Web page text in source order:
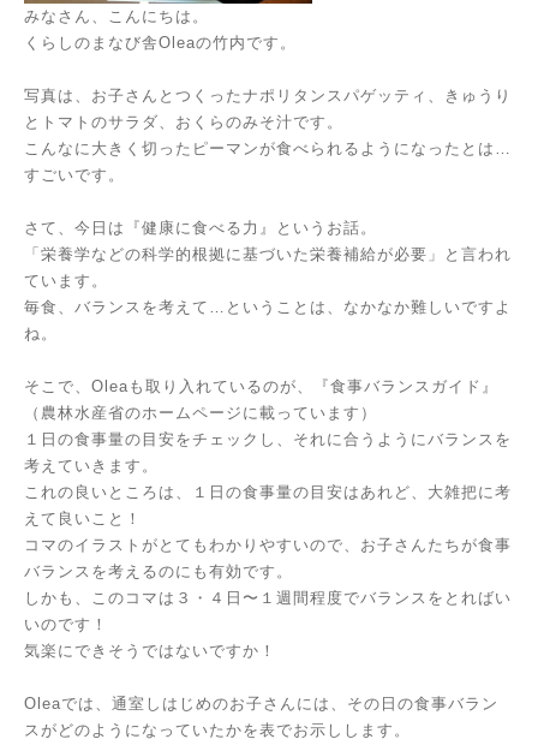
みなさん、こんにちは。
くらしのまなび舎Oleaの竹内です。
写真は、お子さんとつくったナポリタンスパゲッティ、きゅうり
とトマトのサラダ、おくらのみそ汁です。
こんなに大きく切ったピーマンが食べられるようになったとは…
すごいです。
さて、今日は『健康に食べる力』というお話。
「栄養学などの科学的根拠に基づいた栄養補給が必要」と言われ
ています。
毎食、バランスを考えて…ということは、なかなか難しいですよ
ね。
そこで、Oleaも取り入れているのが、『食事バランスガイド』
（ 農林水産省のホームページ に載っています）
１日の食事量の目安をチェックし、それに合うようにバランスを
考えていきます。
これの良いところは、１日の食事量の目安はあれど、大雑把に考
えて良いこと！
コマのイラストがとてもわかりやすいので、お子さんたちが食事
バランスを考えるのにも有効です。
しかも、このコマは３・４日〜１週間程度でバランスをとればい
いのです！
気楽にできそうではないですか！
Oleaでは、通室しはじめのお子さんには、その日の食事バラン
スがどのようになっていたかを表でお示しします。